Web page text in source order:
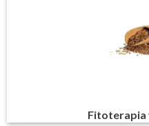
Fitoterapia